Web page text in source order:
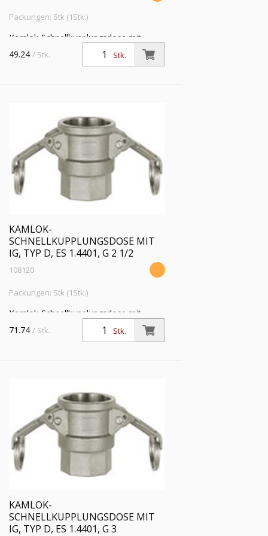
Packungen: Stk (1Stk.)
Kamlok-Schnellkupplungsdose mit
Innengewinde, Typ D, ES 1.4401, G 2,
für Stecker-Ø 64 mm, PN max. 16 bar,
Stk.
49.24 / Stk.
KAMLOK-
SCHNELLKUPPLUNGSDOSE MIT
IG, TYP D, ES 1.4401, G 2 1/2
108120
Packungen: Stk (1Stk.)
Kamlok-Schnellkupplungsdose mit
Innengew., Typ D, ES 1.4401, G 2 1/2,
für Stecker-Ø 76,5 mm, PN max. 16 bar,
Stk.
71.74 / Stk.
KAMLOK-
SCHNELLKUPPLUNGSDOSE MIT
IG, TYP D, ES 1.4401, G 3